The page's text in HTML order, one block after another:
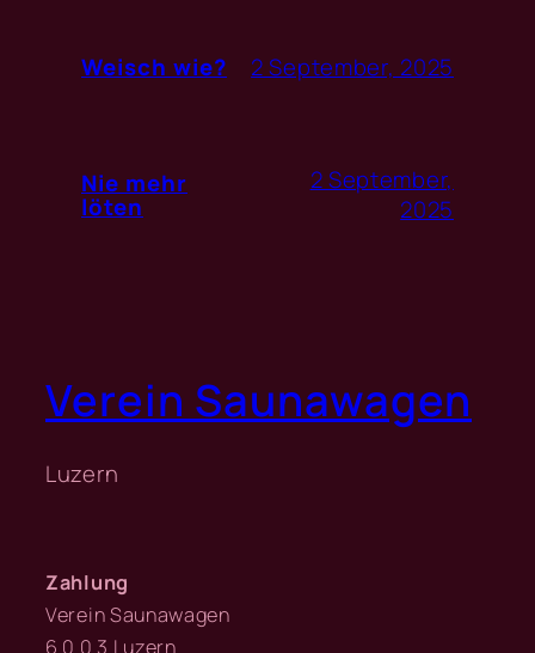
Weisch wie? 2 September, 2025
Nie mehr
löten
2 September,
2025
Verein Saunawagen
Luzern
Zahlung
Verein Saunawagen
6 0 0 3 Luzern